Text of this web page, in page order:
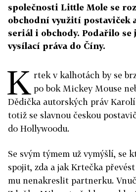
společnosti Little Mole se
obchodní využití postaviček
seriál i obchody. Podařilo
vysílací práva do Číny.
K rtek v kalhotách by se
po bok Mickey Mouse
Dědička autorských práv
totiž se slavnou českou
do Hollywoodu.
Se svým týmem už vymýšlí, se
spojit, zda a jak Krtečka
mu nenakreslit partnerku.